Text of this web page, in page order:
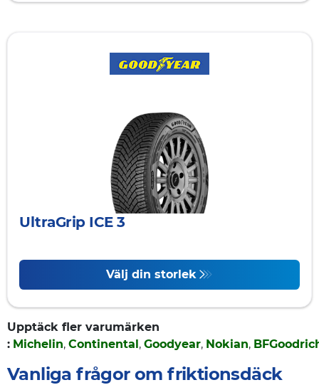
UltraGrip ICE 3
Välj din storlek
Upptäck fler varumärken​
: Michelin, Continental, Goodyear, Nokian,
Vanliga frågor om friktionsdäck